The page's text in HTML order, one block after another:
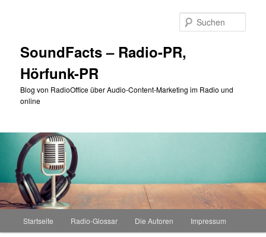
SoundFacts – Radio-PR,
Hörfunk-PR
Blog von RadioOffice über Audio-Content-Marketing im Radio und
online
Startseite Radio-Glossar Die Autoren Impressum